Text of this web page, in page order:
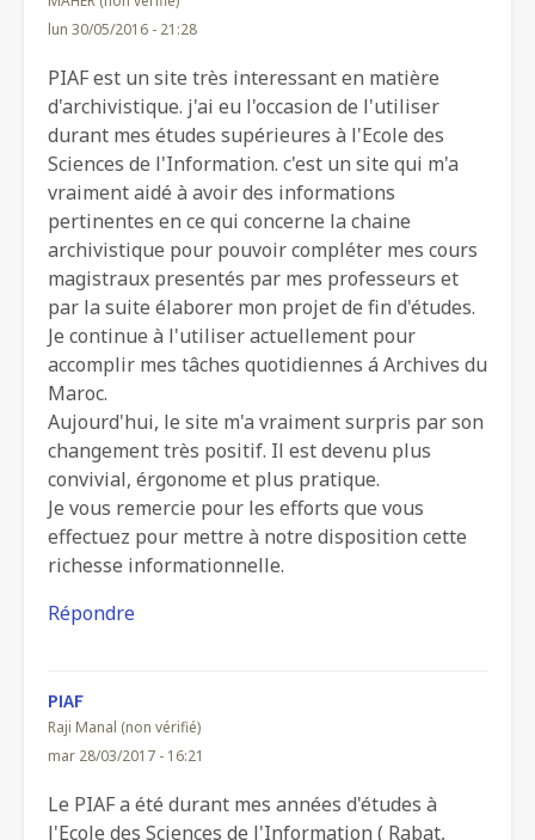
lun 30/05/2016 - 21:28
PIAF est un site très interessant en matière
d'archivistique. j'ai eu l'occasion de l'utiliser
durant mes études supérieures à l'Ecole des
Sciences de l'Information. c'est un site qui m'a
vraiment aidé à avoir des informations
pertinentes en ce qui concerne la chaine
archivistique pour pouvoir compléter mes cours
magistraux presentés par mes professeurs et
par la suite élaborer mon projet de fin d'études.
Je continue à l'utiliser actuellement pour
accomplir mes tâches quotidiennes á Archives du
Maroc.
Aujourd'hui, le site m'a vraiment surpris par son
changement très positif. Il est devenu plus
convivial, érgonome et plus pratique.
Je vous remercie pour les efforts que vous
effectuez pour mettre à notre disposition cette
richesse informationnelle.
Répondre
PIAF
Raji Manal (non vérifié)
mar 28/03/2017 - 16:21
Le PIAF a été durant mes années d'études à
l'Ecole des Sciences de l'Information ( Rabat,